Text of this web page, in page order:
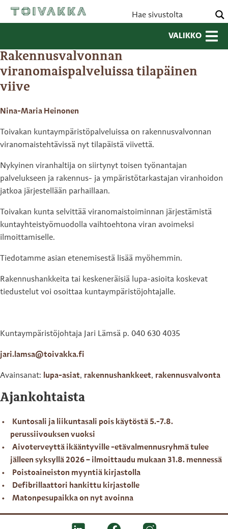
VALIKKO
Rakennusvalvonnan
viranomaispalveluissa tilapäinen
viive
Nina-Maria Heinonen
Toivakan kuntaympäristöpalveluissa on rakennusvalvonnan
viranomaistehtävissä nyt tilapäistä viivettä.
Nykyinen viranhaltija on siirtynyt toisen työnantajan
palvelukseen ja rakennus- ja ympäristötarkastajan viranhoidon
jatkoa järjestellään parhaillaan.
Toivakan kunta selvittää viranomaistoiminnan järjestämistä
kuntayhteistyömuodolla vaihtoehtona viran avoimeksi
ilmoittamiselle.
Tiedotamme asian etenemisestä lisää myöhemmin.
Rakennushankkeita tai keskeneräisiä lupa-asioita koskevat
tiedustelut voi osoittaa kuntaympäristöjohtajalle.
Kuntaympäristöjohtaja Jari Lämsä p. 040 630 4035
jari.lamsa@toivakka.fi
Avainsanat: lupa-asiat, rakennushankkeet, rakennusvalvonta
Ajankohtaista
Kuntosali ja liikuntasali pois käytöstä 5.-7.8.
perussiivouksen vuoksi
Aivoterveyttä ikääntyville -etävalmennusryhmä tulee
jälleen syksyllä 2026 – ilmoittaudu mukaan 31.8. mennessä
Poistoaineiston myyntiä kirjastolla
Defibrillaattori hankittu kirjastolle
Matonpesupaikka on nyt avoinna